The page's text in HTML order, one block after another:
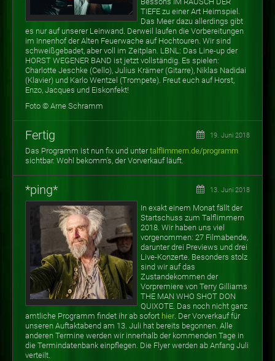
TIEFE zu einer Art Heimspiel.
Das Meer dazu allerdings gibt
es nur auf unserer Leinwand. Derweil laufen die Vorbereitungen
im Innenhof der Alten Feuerwache auf Hochtouren. Wir sind
schweißgebadet, aber voll im Zeitplan. LBNL: Das Line-up der
HORST WEGENER BAND ist jetzt vollständig. Es spielen:
Charlotte Jeschke (Cello), Julius Krämer (Gitarre), Niklas Nadidai
(Klavier) und Karlo Wentzel (Trompete). Freut euch auf Horst,
Enzo, Jacques und Eiskonfekt!
Foto © Arne Schramm
Fertig 19. Juni 2018
Das Programm ist nun fix und untertalflimmern.de/programm
sichtbar. Wohl bekomm's, der Vorverkauf läuft.
*ping* 13. Juni 2018
In exakt einem Monat fällt der
Startschuss zum Talflimmern
2018. Wir haben uns viel
vorgenommen: 27 Filmabende,
darunter drei Previews und drei
Live-Konzerte. Besonders stolz
sind wir auf das
Zustandekommen der
Vorpremiere von Terry Gilliams
THE MAN WHO SHOT DON
QUIXOTE. Das noch nicht ganz
amtliche Programm findet ihr ab sofort hier. Der Vorverkauf für
unseren Auftaktabend am 13. Juli hat bereits begonnen. Alle
anderen Termine werden wir innerhalb der kommenden Tage in
die Termindatenbank einpflegen. Die Flyer werden ab Anfang Juli
verteilt.